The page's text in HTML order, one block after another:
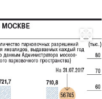
Развернуть